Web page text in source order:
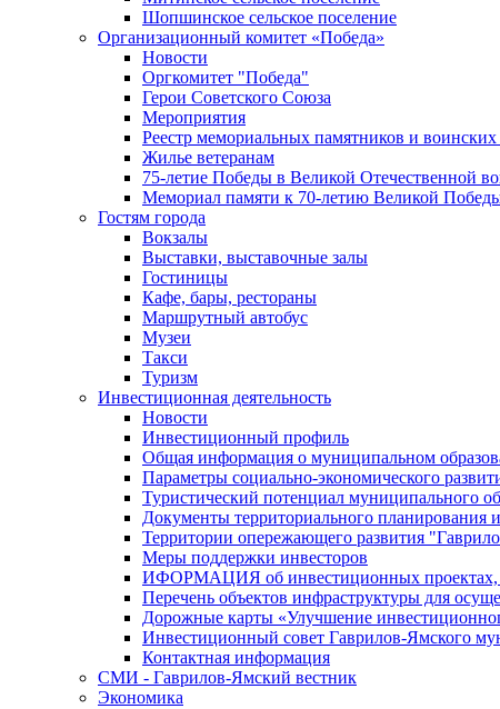
Шопшинское сельское поселение
Организационный комитет «Победа»
Новости
Оргкомитет "Победа"
Герои Советского Союза
Мероприятия
Реестр мемориальных памятников и воинских
Жилье ветеранам
75-летие Победы в Великой Отечественной
Мемориал памяти к 70-летию Великой
Гостям города
Вокзалы
Выставки, выставочные залы
Гостиницы
Кафе, бары, рестораны
Маршрутный автобус
Музеи
Такси
Туризм
Инвестиционная деятельность
Новости
Инвестиционный профиль
Общая информация о муниципальном
Параметры социально-экономического
Туристический потенциал муниципального
Документы территориального планирования
Территории опережающего развития
Меры поддержки инвесторов
ИФОРМАЦИЯ об инвестиционных проектах,
Перечень объектов инфраструктуры для
Дорожные карты «Улучшение
Инвестиционный совет Гаврилов-Ямского
Контактная информация
СМИ - Гаврилов-Ямский вестник
Экономика